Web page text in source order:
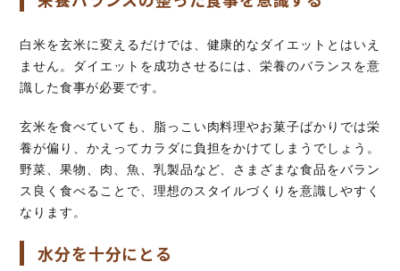
白米を玄米に変えるだけでは、健康的なダイエットとはいえ
ません。ダイエットを成功させるには、栄養のバランスを意
識した食事が必要です。
玄米を食べていても、脂っこい肉料理やお菓子ばかりでは栄
養が偏り、かえってカラダに負担をかけてしまうでしょう。
野菜、果物、肉、魚、乳製品など、さまざまな食品をバラン
ス良く食べることで、理想のスタイルづくりを意識しやすく
なります。
水分を十分にとる